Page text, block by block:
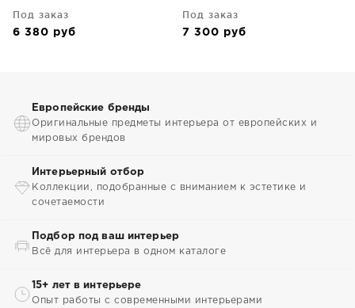
Под заказ
6 380 руб
Под заказ
7 300 руб
Европейские бренды
Оригинальные предметы интерьера от европейских и
мировых брендов
Интерьерный отбор
Коллекции, подобранные с вниманием к эстетике и
сочетаемости
Подбор под ваш интерьер
Всё для интерьера в одном каталоге
15+ лет в интерьере
Опыт работы с современными интерьерами